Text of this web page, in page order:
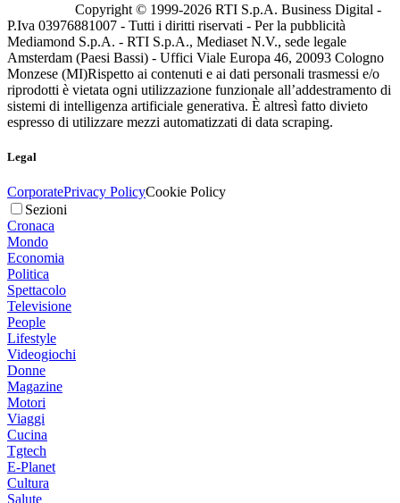
Copyright © 1999-2026 RTI S.p.A. Business Digital -
P.Iva 03976881007 - Tutti i diritti riservati - Per la pubblicità
Mediamond S.p.A. - RTI S.p.A., Mediaset N.V., sede legale
Amsterdam (Paesi Bassi) - Uffici Viale Europa 46, 20093 Cologno
Monzese (MI)Rispetto ai contenuti e ai dati personali trasmessi e/o
riprodotti è vietata ogni utilizzazione funzionale all’addestramento di
sistemi di intelligenza artificiale generativa. È altresì fatto divieto
espresso di utilizzare mezzi automatizzati di data scraping.
Legal
CorporatePrivacy PolicyCookie Policy
Sezioni
Cronaca
Mondo
Economia
Politica
Spettacolo
Televisione
People
Lifestyle
Videogiochi
Donne
Magazine
Motori
Viaggi
Cucina
Tgtech
E-Planet
Cultura
Salute